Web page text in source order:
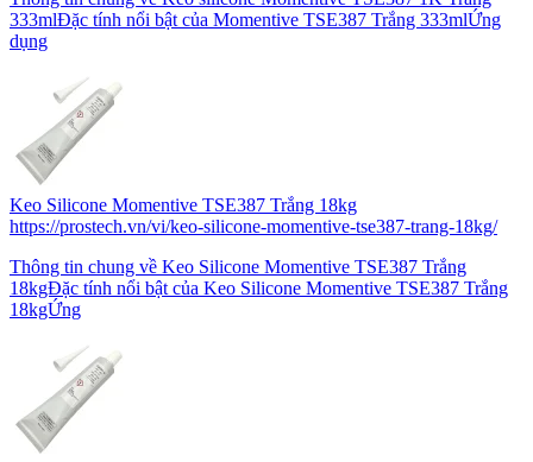
333mlĐặc tính nổi bật của Momentive TSE387 Trắng 333mlỨng
dụng
Keo Silicone Momentive TSE387 Trắng 18kg
https://prostech.vn/vi/keo-silicone-momentive-tse387-trang-18kg/
Thông tin chung về Keo Silicone Momentive TSE387 Trắng
18kgĐặc tính nổi bật của Keo Silicone Momentive TSE387 Trắng
18kgỨng